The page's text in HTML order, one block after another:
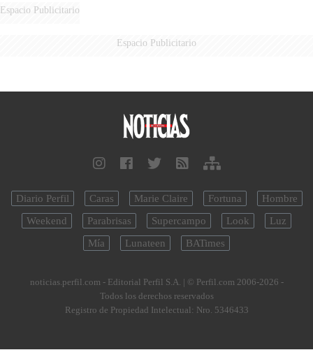
Espacio Publicitario
Espacio Publicitario
Diario Perfil Caras Marie Claire Fortuna
Hombre
Weekend
Parabrisas Supercampo Look
Luz
Mía
Lunateen BATimes
noticias.perfil.com - Editorial Perfil S.A. | © Perfil.com 2006-2026 -
Todos los derechos reservados
Registro de Propiedad Intelectual: Nro. 5346433